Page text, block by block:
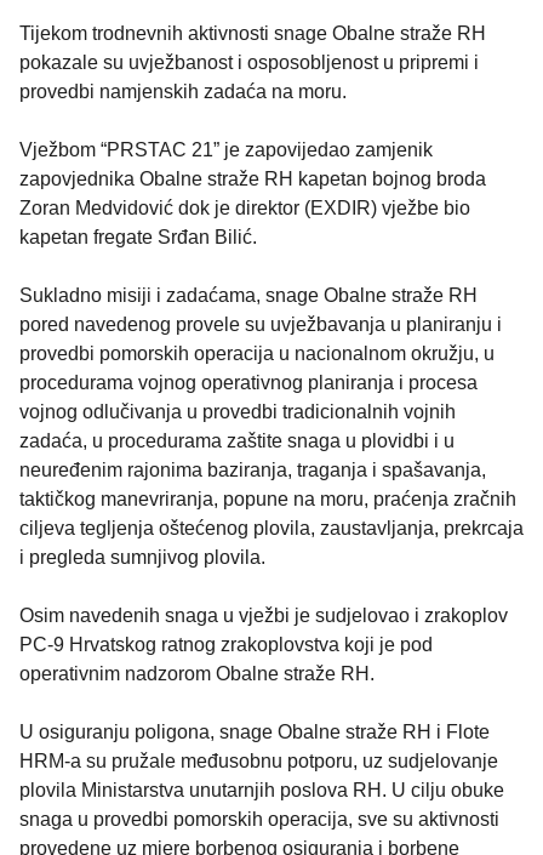
Tijekom trodnevnih aktivnosti snage Obalne straže RH
pokazale su uvježbanost i osposobljenost u pripremi i
provedbi namjenskih zadaća na moru.
Vježbom “PRSTAC 21” je zapovijedao zamjenik
zapovjednika Obalne straže RH kapetan bojnog broda
Zoran Medvidović dok je direktor (EXDIR) vježbe bio
kapetan fregate Srđan Bilić.
Sukladno misiji i zadaćama, snage Obalne straže RH
pored navedenog provele su uvježbavanja u planiranju i
provedbi pomorskih operacija u nacionalnom okružju, u
procedurama vojnog operativnog planiranja i procesa
vojnog odlučivanja u provedbi tradicionalnih vojnih
zadaća, u procedurama zaštite snaga u plovidbi i u
neuređenim rajonima baziranja, traganja i spašavanja,
taktičkog manevriranja, popune na moru, praćenja zračnih
ciljeva tegljenja oštećenog plovila, zaustavljanja, prekrcaja
i pregleda sumnjivog plovila.
Osim navedenih snaga u vježbi je sudjelovao i zrakoplov
PC-9 Hrvatskog ratnog zrakoplovstva koji je pod
operativnim nadzorom Obalne straže RH.
U osiguranju poligona, snage Obalne straže RH i Flote
HRM-a su pružale međusobnu potporu, uz sudjelovanje
plovila Ministarstva unutarnjih poslova RH. U cilju obuke
snaga u provedbi pomorskih operacija, sve su aktivnosti
provedene uz mjere borbenog osiguranja i borbene